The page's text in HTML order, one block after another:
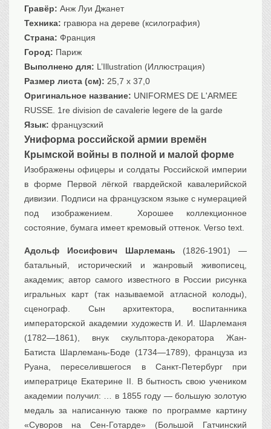
Выставочные экспонаты XVI-XIXв.
Досуг
Разное
Гравёр: Анж Луи Джанет
Техника: гравюра на дереве (ксилография)
Страна: Франция
Город: Париж
Выполнено для: L’Illustration (Иллюстрация)
Размер листа (см): 25,7 x 37,0
Оригинальное название: UNIFORMES DE L'ARMEE
RUSSE. 1re division de cavalerie legere de la garde
Язык: французский
Униформа российской армии времён
Крымской войны в полной и малой форме
Изображены офицеры и солдаты Российской империи
в форме Первой лёгкой гвардейской кавалерийской
дивизии. Подписи на французском языке с нумерацией
под изображением. Хорошее коллекционное
состояние, бумага имеет кремовый оттенок. Verso text.
Адольф Иосифович Шарлемань (1826-1901) —
батальный, исторический и жанровый живописец,
академик; автор самого известного в России рисунка
игральных карт (так называемой атласной колоды),
сценограф. Сын архитектора, воспитанника
императорской академии художеств И. И. Шарлеманя
(1782—1861), внук скульптора-декоратора Жан-
Батиста Шарлемань-Боде (1734—1789), француза из
Руана, переселившегося в Санкт-Петербург при
императрице Екатерине II. В бытность свою учеником
академии получил: … в 1855 году — большую золотую
медаль за написанную также по программе картину
«Суворов на Сен-Готарде» (Большой Гатчинский